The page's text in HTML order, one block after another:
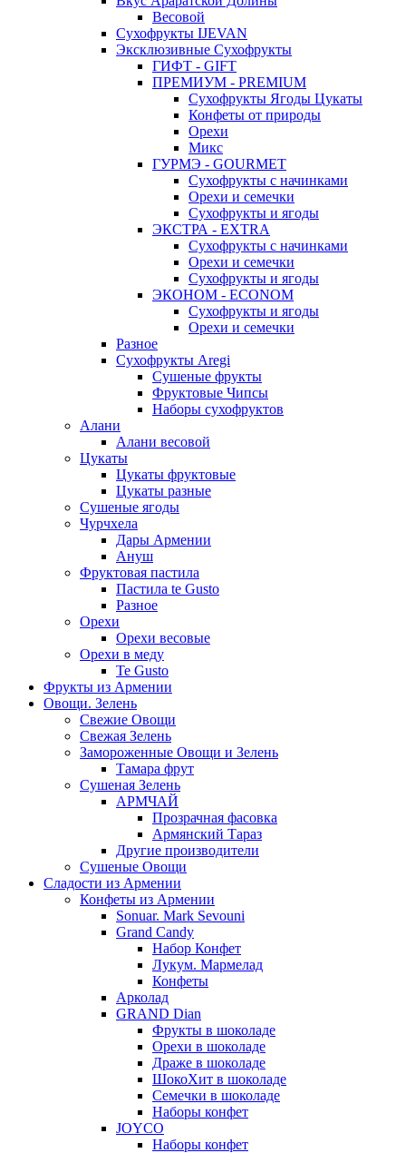
Весовой
Сухофрукты IJEVAN
Эксклюзивные Сухофрукты
ГИФТ - GIFT
ПРЕМИУМ - PREMIUM
Сухофрукты Ягоды Цукаты
Конфеты от природы
Орехи
Микс
ГУРМЭ - GOURMET
Сухофрукты с начинками
Орехи и семечки
Сухофрукты и ягоды
ЭКСТРА - EXTRA
Сухофрукты с начинками
Орехи и семечки
Сухофрукты и ягоды
ЭКОНОМ - ECONOM
Сухофрукты и ягоды
Орехи и семечки
Разное
Сухофрукты Aregi
Сушеные фрукты
Фруктовые Чипсы
Наборы сухофруктов
Алани
Алани весовой
Цукаты
Цукаты фруктовые
Цукаты разные
Сушеные ягоды
Чурчхела
Дары Армении
Ануш
Фруктовая пастила
Пастила te Gusto
Разное
Орехи
Орехи весовые
Орехи в меду
Te Gusto
Фрукты из Армении
Овощи. Зелень
Свежие Овощи
Свежая Зелень
Замороженные Овощи и Зелень
Тамара фрут
Сушеная Зелень
АРМЧАЙ
Прозрачная фасовка
Армянский Тараз
Другие производители
Сушеные Овощи
Сладости из Армении
Конфеты из Армении
Sonuar. Mark Sevouni
Grand Candy
Набор Конфет
Лукум. Мармелад
Конфеты
Арколад
GRAND Dian
Фрукты в шоколаде
Орехи в шоколаде
Драже в шоколаде
ШокоХит в шоколаде
Семечки в шоколаде
Наборы конфет
JOYCO
Наборы конфет